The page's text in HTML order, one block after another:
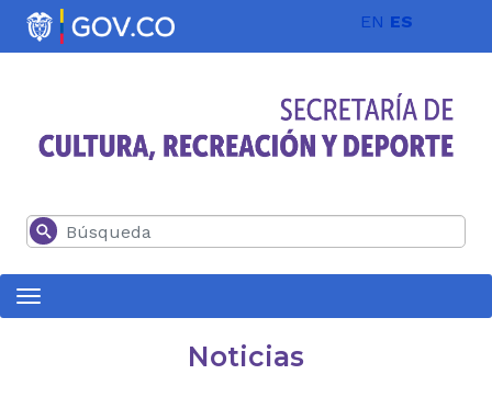
Pasar al contenido principal EN ES
Buscar
Noticias